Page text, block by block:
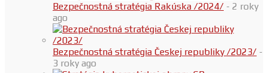
Bezpečnostná stratégia Rakúska /2024/ - 2 roky
ago
Bezpečnostná stratégia Českej republiky /2023/ -
3 roky ago